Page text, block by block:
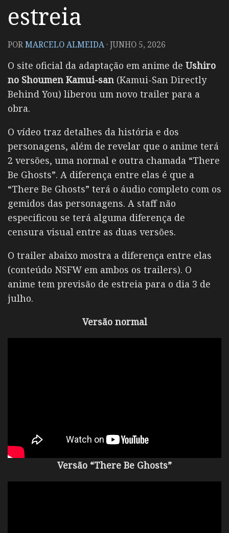
estreia
PORMARCELO ALMEIDA ·JUNHO 5, 2026
O site oficial da adaptação em anime de Ushiro
no Shoumen Kamui-san (Kamui-San Directly
Behind You) liberou um novo trailer para a
obra.
O vídeo traz detalhes da história e dos
personagens, além de revelar que o anime terá
2 versões, uma normal e outra chamada “There
Be Ghosts”. A diferença entre elas é que a
“There Be Ghosts” terá o áudio completo com os
gemidos das personagens. A staff não
especificou se terá alguma diferença de
censura visual entre as duas versões.
O trailer abaixo mostra a diferença entre elas
(conteúdo NSFW em ambos os trailers). O
anime tem previsão de estreia para o dia 3 de
julho.
Versão normal
Versão “There Be Ghosts”